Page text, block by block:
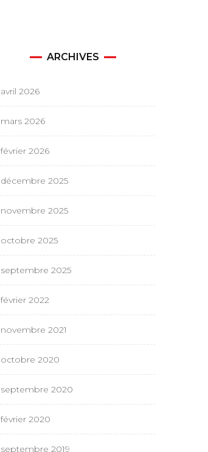
ARCHIVES
avril 2026
mars 2026
février 2026
décembre 2025
novembre 2025
octobre 2025
septembre 2025
février 2022
novembre 2021
octobre 2020
septembre 2020
février 2020
septembre 2019